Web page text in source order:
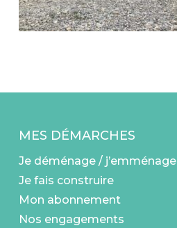
MES DÉMARCHES
Je déménage / j’emménage
Je fais construire
Mon abonnement
Nos engagements